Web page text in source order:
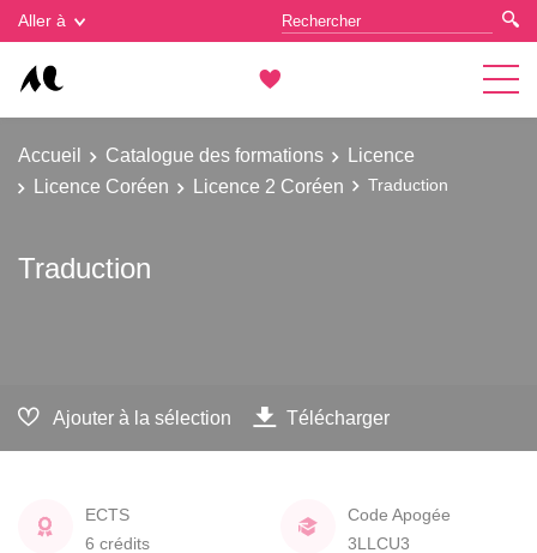
Aller à
Accueil Catalogue des formations
Licence
Licence Coréen
Licence 2 Coréen Traduction
Traduction
Ajouter à la sélection Télécharger
ECTS
6 crédits
Code Apogée
3LLCU3
Gestion des cookies